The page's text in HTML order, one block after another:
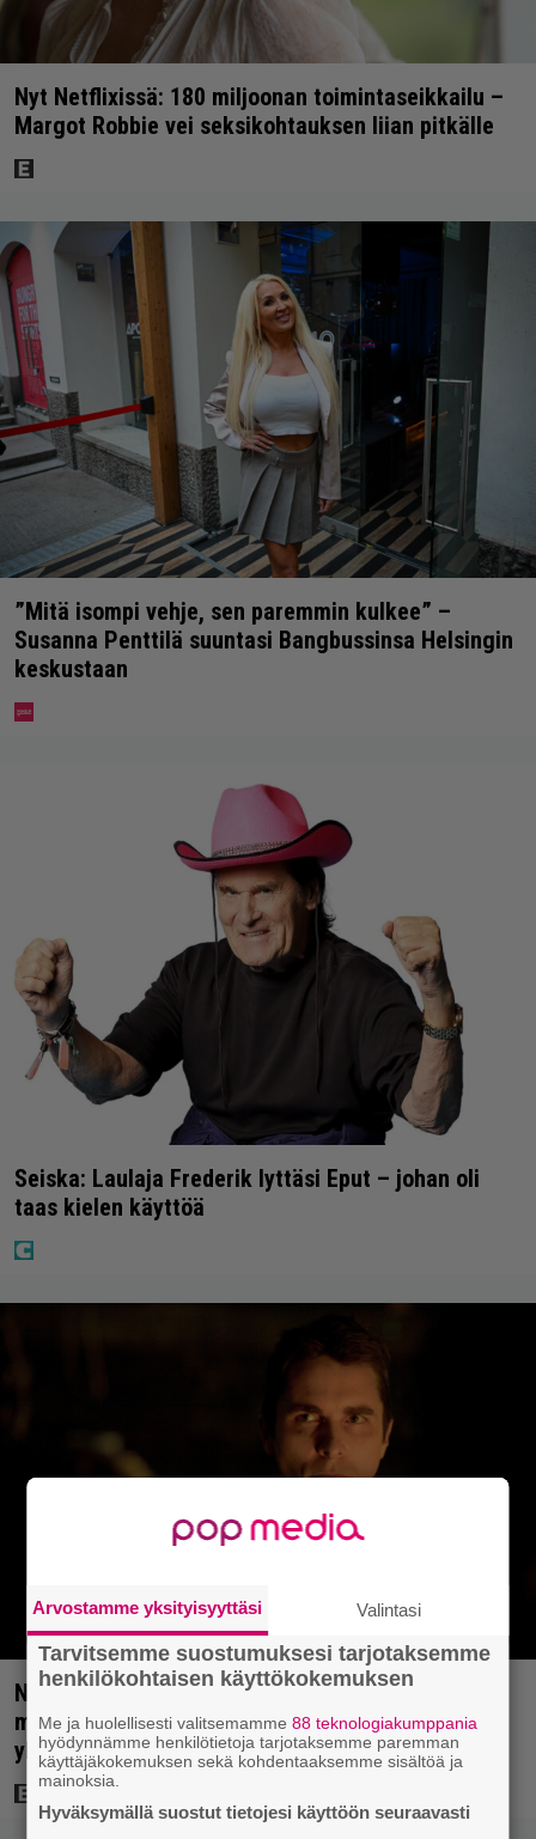
Nyt Netflixissä: 180 miljoonan toimintaseikkailu –
Margot Robbie vei seksikohtauksen liian pitkälle
”Mitä isompi vehje, sen paremmin kulkee” –
Susanna Penttilä suuntasi Bangbussinsa Helsingin
keskustaan
Seiska: Laulaja Frederik lyttäsi Eput – johan oli
taas kielen käyttöä
Nyt Netflixissä: Christopher Nolanin viiden tähden
mysteerileffa – ”Huikean hienosti kirjoitettu
yllätyskäänteiden sarja”
Arvostamme yksityisyyttäsi Valintasi
Tarvitsemme suostumuksesi tarjotaksemme
henkilökohtaisen käyttökokemuksen
Me ja huolellisesti valitsemamme88 teknologiakumppania
hyödynnämme henkilötietoja tarjotaksemme paremman
käyttäjäkokemuksen sekä kohdentaaksemme sisältöä ja
mainoksia.
Hyväksymällä suostut tietojesi käyttöön seuraavasti